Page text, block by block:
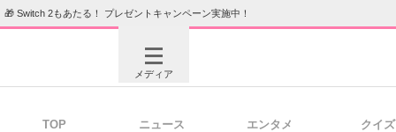
🎁 Switch 2もあたる！ プレゼントキャンペーン実施中！
メディア
TOP ニュース エンタメ クイズ